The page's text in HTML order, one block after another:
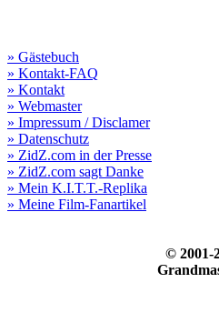
» Gästebuch
» Kontakt-FAQ
» Kontakt
» Webmaster
» Impressum / Disclamer
» Datenschutz
» ZidZ.com in der Presse
» ZidZ.com sagt Danke
» Mein K.I.T.T.-Replika
» Meine Film-Fanartikel
© 2001-